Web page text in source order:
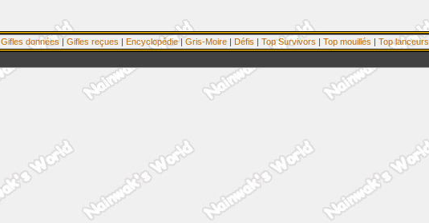
Gifles données | Gifles reçues | Encyclopédie| Gris-Moire | Défis | Top Survivors | Top mouillés | Top lanceurs